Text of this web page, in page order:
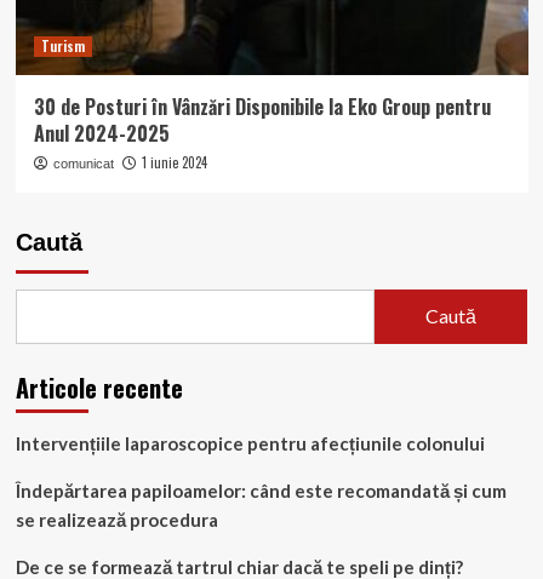
Turism
30 de Posturi în Vânzări Disponibile la Eko Group pentru
Anul 2024-2025
comunicat 1 iunie 2024
Caută
Caută
Articole recente
Intervențiile laparoscopice pentru afecțiunile colonului
Îndepărtarea papiloamelor: când este recomandată și cum
se realizează procedura
De ce se formează tartrul chiar dacă te speli pe dinți?